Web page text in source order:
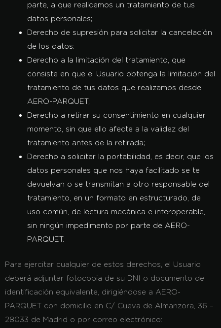
parte, a que realicemos un tratamiento de tus
datos personales;
Derecho de supresión para solicitar la cancelación
de los datos:
Derecho a la limitación del tratamiento, que
consiste en que el Usuario obtenga la limitación del
tratamiento de tus datos que realizamos desde
AERO-PARQUET;
Derecho a retirar su consentimiento en cualquier
momento, sin que ello afecte a la validez del
tratamiento antes de la retirada;
Derecho a solicitar la portabilidad, es decir, que los
datos personales que nos haya facilitado se te
devuelvan o se transmitan a otro responsable del
tratamiento, en un formato en estructurado, de
uso común, de lectura mecánica e interoperable,
sin ningún impedimento por parte de AERO-
PARQUET.
Para ejercitar cualquier de estos derechos, el Usuario
deberá adjuntar fotocopia de su DNI o documento de
identificación equivalente, dirigiéndose a AERO-
PARQUET con domicilio en C/ Cueva de Almanzora, 36 –
28033 de Madrid o por correo electrónico: